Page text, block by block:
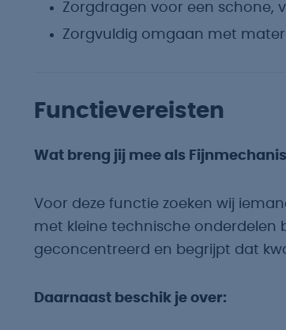
Zorgdragen voor een schone,
Zorgvuldig omgaan met
Functievereisten
Wat breng jij mee als
Voor deze functie zoeken wij
met kleine technische onderdelen
geconcentreerd en begrijpt dat
Daarnaast beschik je over: